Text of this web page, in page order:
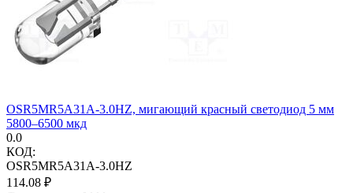
OSR5MR5A31A-3.0HZ, мигающий красный светодиод 5 мм
5800–6500 мкд
0.0
КОД:
OSR5MR5A31A-3.0HZ
114.08 ₽